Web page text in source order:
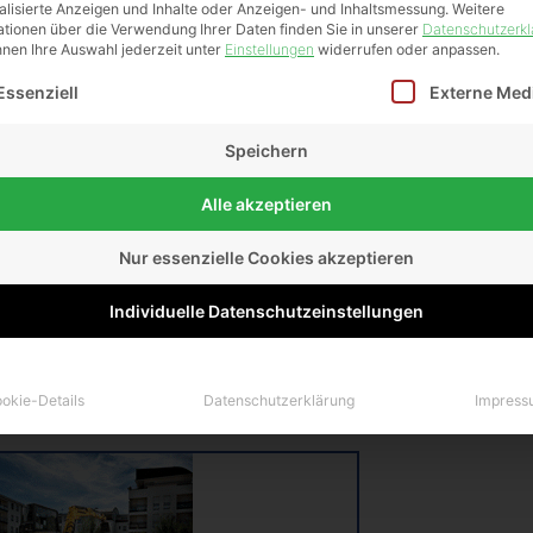
2465-2480 mm
Mietpreis pro Tag:
Woche: 130,00 €
Grabtiefe:
Anzeigen und Inhalte oder Anzeigen- und Inhaltsmessung. Weitere
über die Verwendung Ihrer Daten finden Sie in unserer
Ihre Auswahl jederzeit unter Einstellungen widerrufen oder anpassen.
eine Liste der Service-Gruppen, für die eine Einwilligung
Externe
Speichern
Alle akzeptieren
Nur essenzielle Cookies akzeptieren
Individuelle Datenschutzeinstellungen
Details Datenschutzerklärung